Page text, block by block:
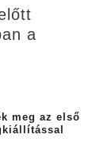
a
meg az első